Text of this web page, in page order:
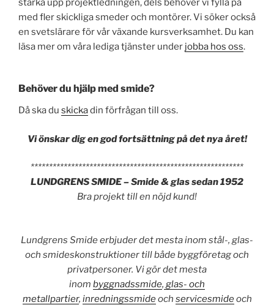
med fler skickliga smeder och montörer. Vi söker också
en svetslärare för vår växande kursverksamhet. Du kan
läsa mer om våra lediga tjänster under jobba hos oss.
Behöver du hjälp med smide?
Då ska du skickadin förfrågan till oss.
Vi önskar dig en god fortsättning på det nya året!
**********************************************************
LUNDGRENS SMIDE – Smide & glas sedan 1952
Bra projekt till en nöjd kund!
Lundgrens Smide erbjuder det mesta inom stål-, glas-
och smideskonstruktioner till både byggföretag och
privatpersoner. Vi gör det mesta
inom byggnadssmide, glas- och
metallpartier, inredningssmideoch servicesmideoch